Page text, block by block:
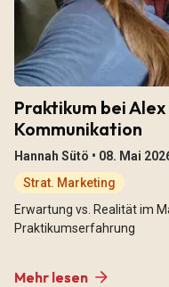
Praktikum bei
Kommunikation
Hannah Sütö • 08. Mai
Strat. Marketing
Erwartung vs. Realität im
Praktikumserfahrung
Mehr lesen